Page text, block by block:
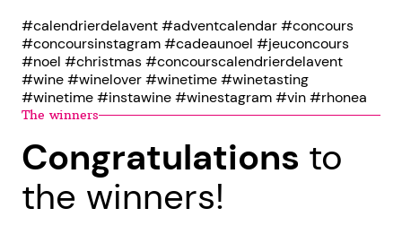
#calendrierdelavent #adventcalendar #concours
#concoursinstagram #cadeaunoel #jeuconcours
#noel #christmas #concourscalendrierdelavent
#wine #winelover #winetime #winetasting
#winetime #instawine #winestagram #vin #rhonea
The winners
Congratulations to
the winners!